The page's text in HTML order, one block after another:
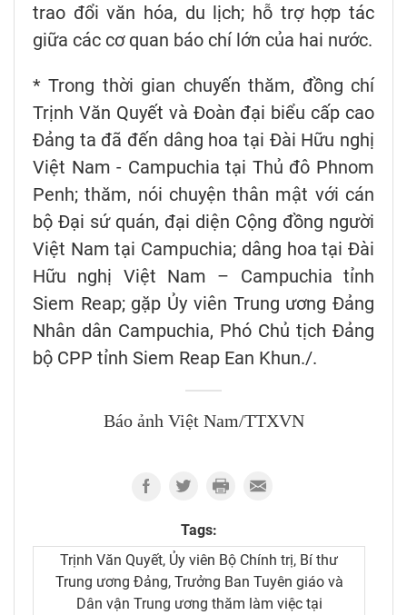
trao đổi văn hóa, du lịch; hỗ trợ hợp tác
giữa các cơ quan báo chí lớn của hai nước.
* Trong thời gian chuyến thăm, đồng chí
Trịnh Văn Quyết và Đoàn đại biểu cấp cao
Đảng ta đã đến dâng hoa tại Đài Hữu nghị
Việt Nam - Campuchia tại Thủ đô Phnom
Penh; thăm, nói chuyện thân mật với cán
bộ Đại sứ quán, đại diện Cộng đồng người
Việt Nam tại Campuchia; dâng hoa tại Đài
Hữu nghị Việt Nam – Campuchia tỉnh
Siem Reap; gặp Ủy viên Trung ương Đảng
Nhân dân Campuchia, Phó Chủ tịch Đảng
bộ CPP tỉnh Siem Reap Ean Khun./.
Báo ảnh Việt Nam/TTXVN
Tags:
Trịnh Văn Quyết, Ủy viên Bộ Chính trị, Bí thư
Trung ương Đảng, Trưởng Ban Tuyên giáo và
Dân vận Trung ương thăm làm việc tại